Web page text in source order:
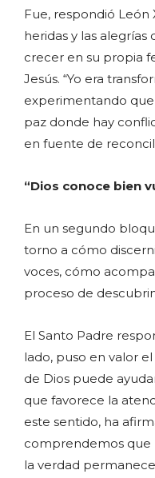
Fue, respondió León
heridas y las
crecer en su propia
Jesús. “Yo era
experimentando
paz donde hay
en fuente de
“Dios conoce bien
En un segundo
torno a cómo
voces, cómo
proceso de
El Santo Padre
lado, puso en valor
de Dios puede
que favorece la
este sentido, ha
comprendemos que
la verdad